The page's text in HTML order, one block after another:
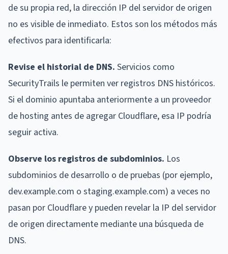
de su propia red, la dirección IP del servidor de origen
no es visible de inmediato. Estos son los métodos más
efectivos para identificarla:
Revise el historial de DNS. Servicios como
SecurityTrails le permiten ver registros DNS históricos.
Si el dominio apuntaba anteriormente a un proveedor
de hosting antes de agregar Cloudflare, esa IP podría
seguir activa.
Observe los registros de subdominios. Los
subdominios de desarrollo o de pruebas (por ejemplo,
dev.example.com o staging.example.com) a veces no
pasan por Cloudflare y pueden revelar la IP del servidor
de origen directamente mediante una búsqueda de
DNS.